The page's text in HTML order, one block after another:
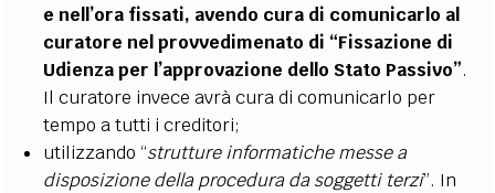
e nell’ora fissati, avendo cura di comunicarlo al
curatore nel provvedimenato di “Fissazione di
Udienza per l’approvazione dello Stato Passivo”.
Il curatore invece avrà cura di comunicarlo per
tempo a tutti i creditori;
utilizzando “strutture informatiche messe a
disposizione della procedura da soggetti terzi”. In